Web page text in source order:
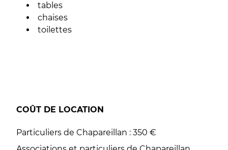
tables
chaises
toilettes
COÛT DE LOCATION
Particuliers de Chapareillan : 350 €